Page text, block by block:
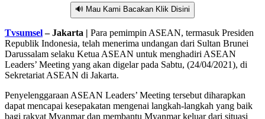
🔊 Mau Kami Bacakan Klik Disini
Tvsumsel– Jakarta | Para pemimpin ASEAN, termasuk Presiden
Republik Indonesia, telah menerima undangan dari Sultan Brunei
Darussalam selaku Ketua ASEAN untuk menghadiri ASEAN
Leaders’ Meeting yang akan digelar pada Sabtu, (24/04/2021), di
Sekretariat ASEAN di Jakarta.
Penyelenggaraan ASEAN Leaders’ Meeting tersebut diharapkan
dapat mencapai kesepakatan mengenai langkah-langkah yang baik
bagi rakyat Myanmar dan membantu Myanmar keluar dari situasi